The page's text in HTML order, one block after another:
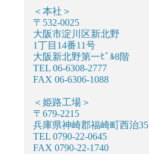
＜本社＞
〒532-0025
大阪市淀川区新北野
1丁目14番11号
大阪新北野第一ﾋﾞﾙ8階
TEL 06-6308-2777
FAX 06-6306-1088
＜姫路工場＞
〒679-2215
兵庫県神崎郡福崎町西治35
TEL 0790-22-0645
FAX 0790-22-1740